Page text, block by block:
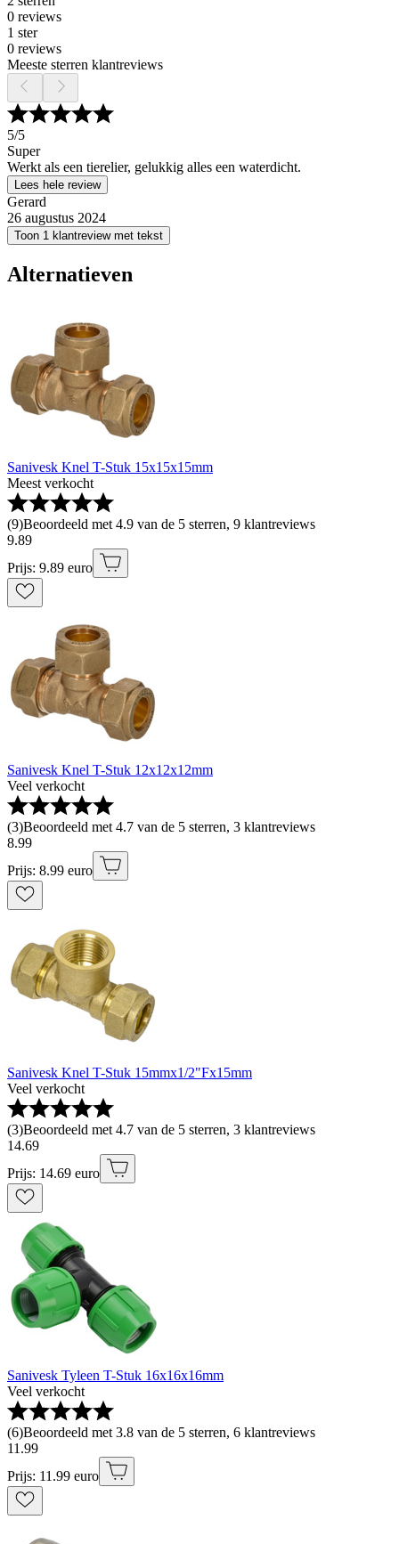
0 reviews
1 ster
0 reviews
Meeste sterren klantreviews
5/5
Super
Werkt als een tierelier, gelukkig alles een waterdicht.
Lees hele review
Gerard
26 augustus 2024
Toon 1 klantreview met tekst
Alternatieven
Sanivesk Knel T-Stuk 15x15x15mm
Meest verkocht
(9)Beoordeeld met 4.9 van de 5 sterren, 9 klantreviews
9.89
Prijs: 9.89 euro
Sanivesk Knel T-Stuk 12x12x12mm
Veel verkocht
(3)Beoordeeld met 4.7 van de 5 sterren, 3 klantreviews
8.99
Prijs: 8.99 euro
Sanivesk Knel T-Stuk 15mmx1/2"Fx15mm
Veel verkocht
(3)Beoordeeld met 4.7 van de 5 sterren, 3 klantreviews
14.69
Prijs: 14.69 euro
Sanivesk Tyleen T-Stuk 16x16x16mm
Veel verkocht
(6)Beoordeeld met 3.8 van de 5 sterren, 6 klantreviews
11 .99
Prijs: 11.99 euro